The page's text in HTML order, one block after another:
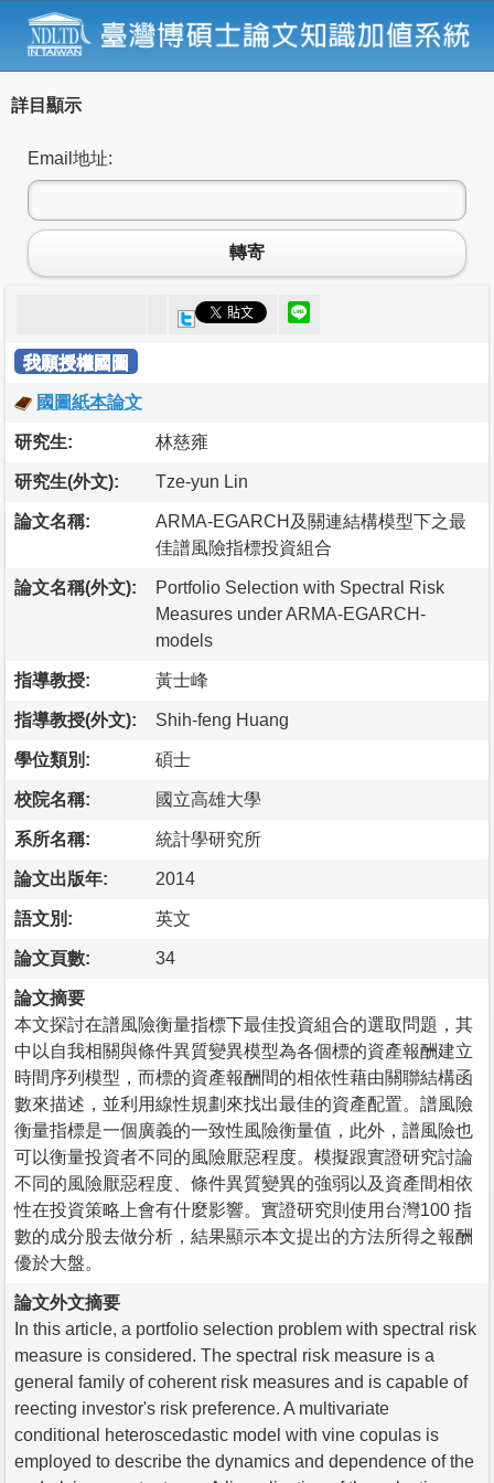
詳目顯示
Email地址:
轉寄
我願授權國圖
國圖紙本論文
研究生: 林慈雍
研究生(外文): Tze-yun Lin
論文名稱:
ARMA-EGARCH及關連結構模型下之最
佳譜風險指標投資組合
論文名稱(外文):
Portfolio Selection with Spectral Risk
Measures under ARMA-EGARCH-
models
指導教授: 黃士峰
指導教授(外文): Shih-feng Huang
學位類別: 碩士
校院名稱: 國立高雄大學
系所名稱: 統計學研究所
論文出版年: 2014
語文別: 英文
論文頁數: 34
論文摘要
本文探討在譜風險衡量指標下最佳投資組合的選取問題，其
中以自我相關與條件異質變異模型為各個標的資產報酬建立
時間序列模型，而標的資產報酬間的相依性藉由關聯結構函
數來描述，並利用線性規劃來找出最佳的資產配置。譜風險
衡量指標是一個廣義的一致性風險衡量值，此外，譜風險也
可以衡量投資者不同的風險厭惡程度。模擬跟實證研究討論
不同的風險厭惡程度、條件異質變異的強弱以及資產間相依
性在投資策略上會有什麼影響。實證研究則使用台灣100 指
數的成分股去做分析，結果顯示本文提出的方法所得之報酬
優於大盤。
論文外文摘要
In this article, a portfolio selection problem with spectral risk
measure is considered. The spectral risk measure is a
general family of coherent risk measures and is capable of
reecting investor's risk preference. A multivariate
conditional heteroscedastic model with vine copulas is
employed to describe the dynamics and dependence of the